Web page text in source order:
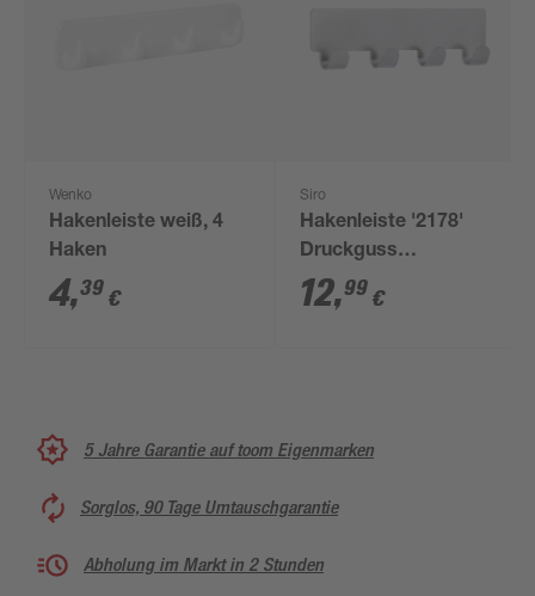
Wenko
Hakenleiste weiß, 4
Haken
4,39 €
Siro
Hakenleiste '2178'
Druckguss
selbstklebend 15,6 x
4,1 x 1,6 cm, 4 Haken
12,99 €
5 Jahre Garantie auf toom Eigenmarken
Sorglos, 90 Tage Umtauschgarantie
Abholung im Markt in 2 Stunden